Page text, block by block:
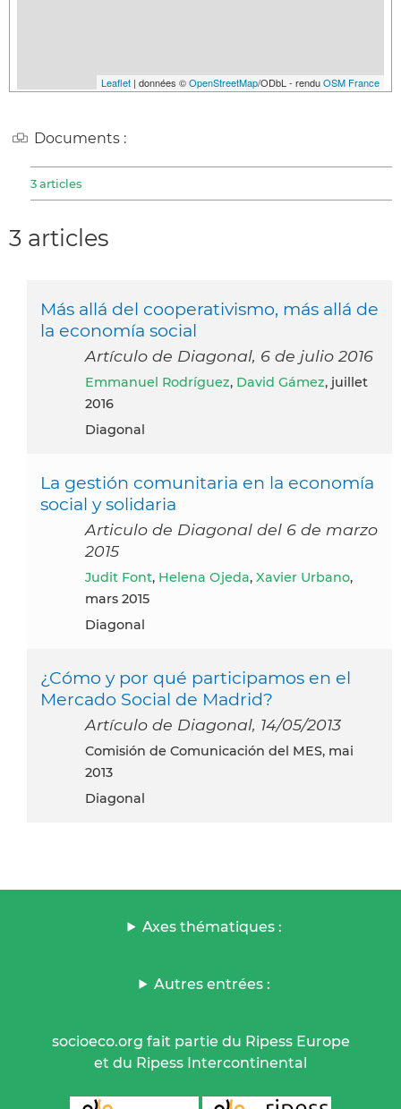
Leaflet | données ©OpenStreetMap/ODbL - renduOSM France
Documents :
3 articles
3 articles
Más allá del cooperativismo, más allá de
la economía social
Artículo de Diagonal, 6 de julio 2016
Emmanuel Rodríguez, David Gámez, juillet
2016
Diagonal
La gestión comunitaria en la economía
social y solidaria
Articulo de Diagonal del 6 de marzo
2015
Judit Font, Helena Ojeda, Xavier Urbano,
mars 2015
Diagonal
¿Cómo y por qué participamos en el
Mercado Social de Madrid?
Artículo de Diagonal, 14/05/2013
Comisión de Comunicación del MES, mai
2013
Diagonal
Axes thématiques :
Autres entrées :
socioeco.org fait partie du Ripess Europe
et du Ripess Intercontinental